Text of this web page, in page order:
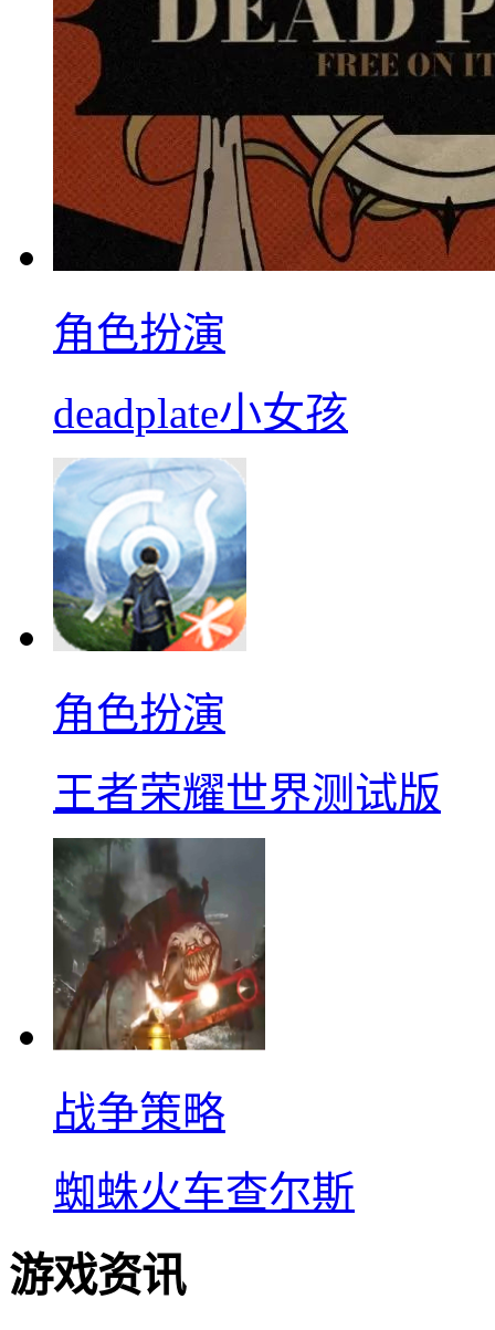
角色扮演
deadplate小女孩
角色扮演
王者荣耀世界测试版
战争策略
蜘蛛火车查尔斯
游戏资讯